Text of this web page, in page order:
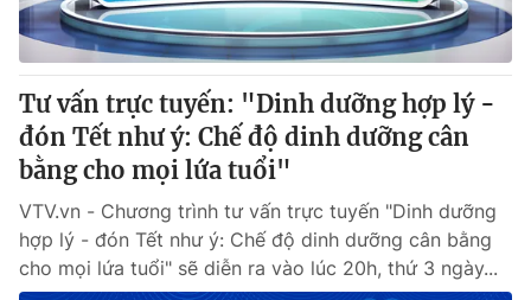
Thị trường
Tư vấn
Lịch phát sóng
Chuyên mục khác
Emagazine Podcast
Photo Infographic
Video Shorts video
Tư vấn trực tuyến: "Dinh dưỡng hợp lý -
đón Tết như ý: Chế độ dinh dưỡng cân
bằng cho mọi lứa tuổi"
VTV.vn - Chương trình tư vấn trực tuyến "Dinh dưỡng
hợp lý - đón Tết như ý: Chế độ dinh dưỡng cân bằng
cho mọi lứa tuổi" sẽ diễn ra vào lúc 20h, thứ 3 ngày...